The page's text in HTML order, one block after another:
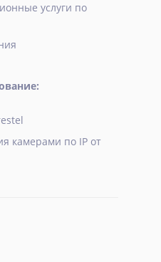
услуги по
камерами по IP от